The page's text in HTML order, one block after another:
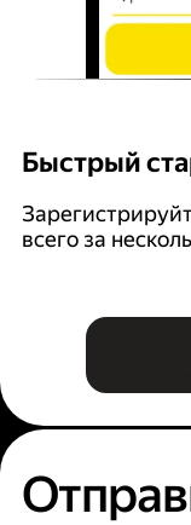
Быстрый
всего за